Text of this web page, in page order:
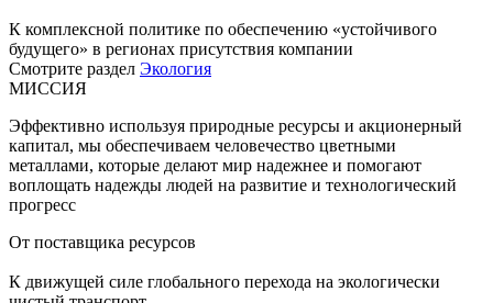
К комплексной политике по обеспечению «устойчивого
будущего» в регионах присутствия компании
Смотрите раздел Экология
МИССИЯ
Эффективно используя природные ресурсы и акционерный
капитал, мы обеспечиваем человечество цветными
металлами, которые делают мир надежнее и помогают
воплощать надежды людей на развитие и технологический
прогресс
От поставщика ресурсов
К движущей силе глобального перехода на экологически